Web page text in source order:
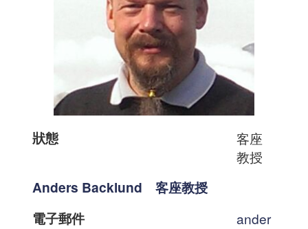
狀態
客座
教授
Anders Backlund 客座教授
電子郵件
ander